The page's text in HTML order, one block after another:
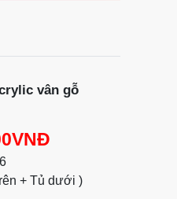
vân gỗ
+ Tủ dưới )